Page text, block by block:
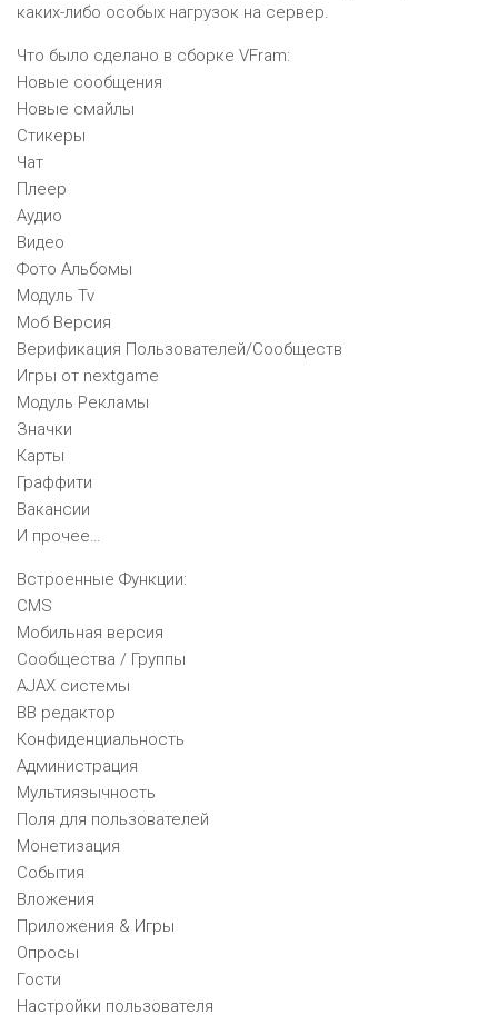
каких-либо особых нагрузок на сервер.
Что было сделано в сборке VFram:
Новые сообщения
Новые смайлы
Стикеры
Чат
Плеер
Аудио
Видео
Фото Альбомы
Модуль Tv
Моб Версия
Верификация Пользователей/Сообществ
Игры от nextgame
Модуль Рекламы
Значки
Карты
Граффити
Вакансии
И прочее…
Встроенные Функции:
CMS
Мобильная версия
Сообщества / Группы
AJAX системы
BB редактор
Конфиденциальность
Администрация
Мультиязычность
Поля для пользователей
Монетизация
События
Вложения
Приложения & Игры
Опросы
Гости
Настройки пользователя